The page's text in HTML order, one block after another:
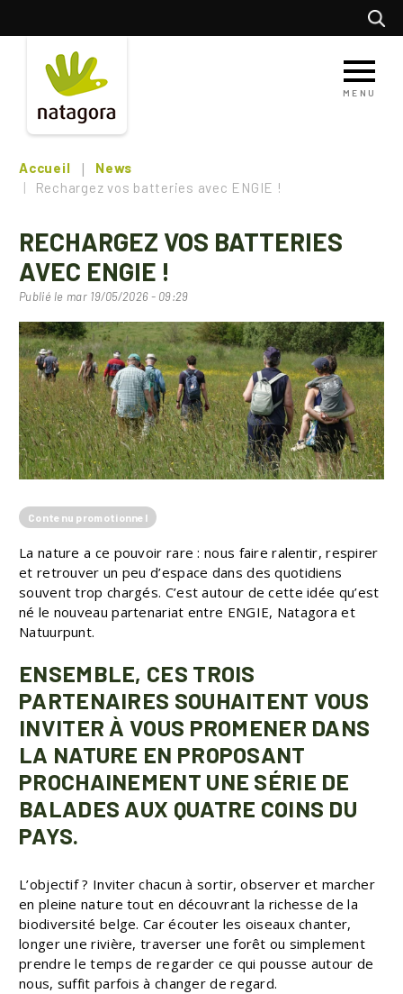
principal
MENU
Accueil
News
Rechargez vos batteries avec ENGIE !
RECHARGEZ VOS BATTERIES
AVEC ENGIE !
Publié le mar 19/05/2026 - 09:29
Contenu promotionnel
La nature a ce pouvoir rare : nous faire ralentir, respirer
et retrouver un peu d’espace dans des quotidiens
souvent trop chargés. C’est autour de cette idée qu’est
né le nouveau partenariat entre ENGIE, Natagora et
Natuurpunt.
ENSEMBLE, CES TROIS
PARTENAIRES SOUHAITENT VOUS
INVITER À VOUS PROMENER DANS
LA NATURE EN PROPOSANT
PROCHAINEMENT UNE SÉRIE DE
BALADES AUX QUATRE COINS DU
PAYS.
L’objectif ? Inviter chacun à sortir, observer et marcher
en pleine nature tout en découvrant la richesse de la
biodiversité belge. Car écouter les oiseaux chanter,
longer une rivière, traverser une forêt ou simplement
prendre le temps de regarder ce qui pousse autour de
nous, suffit parfois à changer de regard.